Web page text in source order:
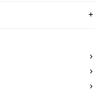
以避免氧化。具有
性